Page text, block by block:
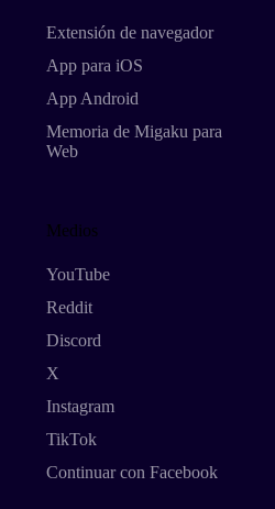
Extensión de navegador
App para iOS
App Android
Memoria de Migaku para
Web
Medios
YouTube
Reddit
Discord
X
Instagram
TikTok
Continuar con Facebook